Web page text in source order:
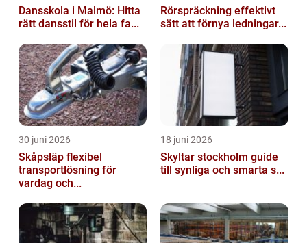
Dansskola i Malmö: Hitta
rätt dansstil för hela fa...
Rörspräckning effektivt
sätt att förnya ledningar...
30 juni 2026
Skåpsläp flexibel
transportlösning för
vardag och...
18 juni 2026
Skyltar stockholm guide
till synliga och smarta s...